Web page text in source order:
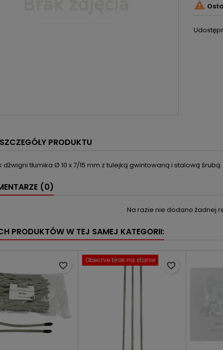

SZCZEGÓŁY PRODUKTU
dźwigni tłumika Ø 10 x 7/15 mm z tulejką gwintowaną i stalową śrubą.
(0)
Na razie nie dodano żadnej
PRODUKTÓW W TEJ SAMEJ KATEGORII:
favorite_border
Obecnie brak na stanie
favorite_border